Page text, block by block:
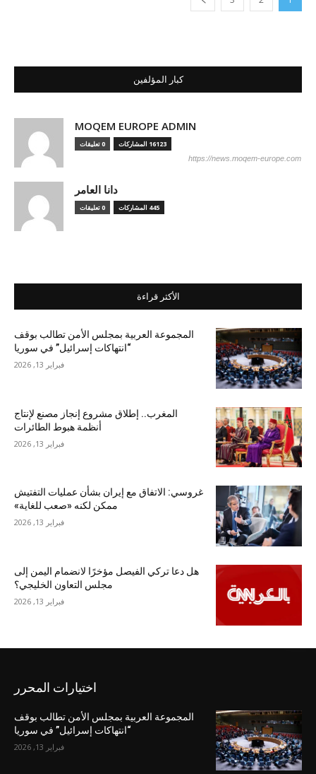
كبار المؤلفين
MOQEM EUROPE ADMIN
16123 المشاركات 0 تعليقات
https://news.moqem-europe.com
دانا العامر
445 المشاركات 0 تعليقات
الأكثر قراءة
المجموعة العربية بمجلس الأمن تطالب بوقف
“انتهاكات إسرائيل” في سوريا
فبراير 13, 2026
المغرب.. إطلاق مشروع إنجاز مصنع لإنتاج
أنظمة هبوط الطائرات
فبراير 13, 2026
غروسي: الاتفاق مع إيران بشأن عمليات التفتيش
ممكن لكنه «صعب للغاية»
فبراير 13, 2026
هل دعا تركي الفيصل مؤخرًا لانضمام اليمن إلى
مجلس التعاون الخليجي؟
فبراير 13, 2026
اختيارات المحرر
المجموعة العربية بمجلس الأمن تطالب بوقف
“انتهاكات إسرائيل” في سوريا
فبراير 13, 2026